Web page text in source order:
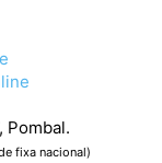
Pombal.
fixa nacional)